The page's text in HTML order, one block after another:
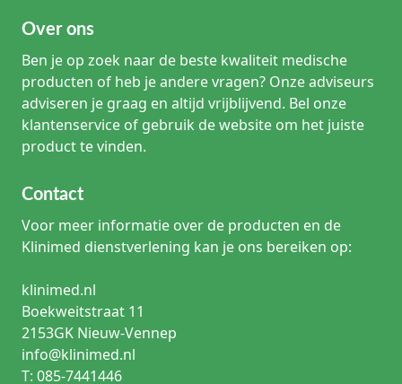
Over ons
Ben je op zoek naar de beste kwaliteit medische
producten of heb je andere vragen? Onze adviseurs
adviseren je graag en altijd vrijblijvend. Bel onze
klantenservice of gebruik de website om het juiste
product te vinden.
Contact
Voor meer informatie over de producten en de
Klinimed dienstverlening kan je ons bereiken op:
klinimed.nl
Boekweitstraat 11
2153GK Nieuw-Vennep
info@klinimed.nl
T: 085-7441446